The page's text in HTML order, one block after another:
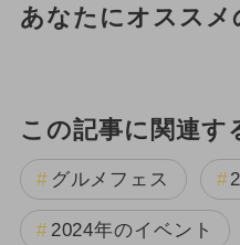
あなたにオススメ
この記事に関連す
グルメフェス
2024年のイベント